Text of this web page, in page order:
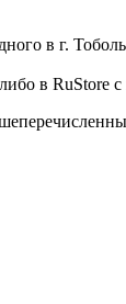
в г.
в RuStore